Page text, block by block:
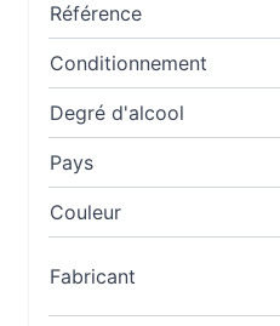
Référence
Conditionnement
Degré d'alcool
Pays
Couleur
Fabricant